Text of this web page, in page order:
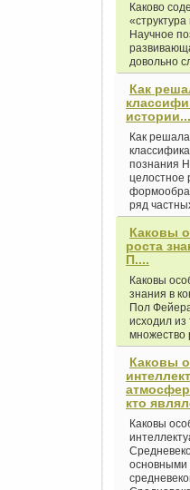
Каково
Научное
довольно
Как
истории...
Как
познания
целостное
ряд
Каковы
роста
П....
Каковы
знания в
Пол
исходил из
множество
Каковы
кто
Каковы
основными